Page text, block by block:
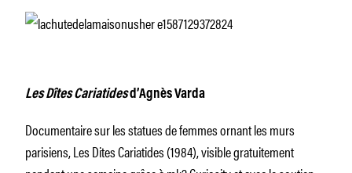
Les Dîtes Cariatidesd’Agnès Varda
Documentaire sur les statues de femmes ornant les murs
parisiens,Les Dites Cariatides(1984), visible gratuitement